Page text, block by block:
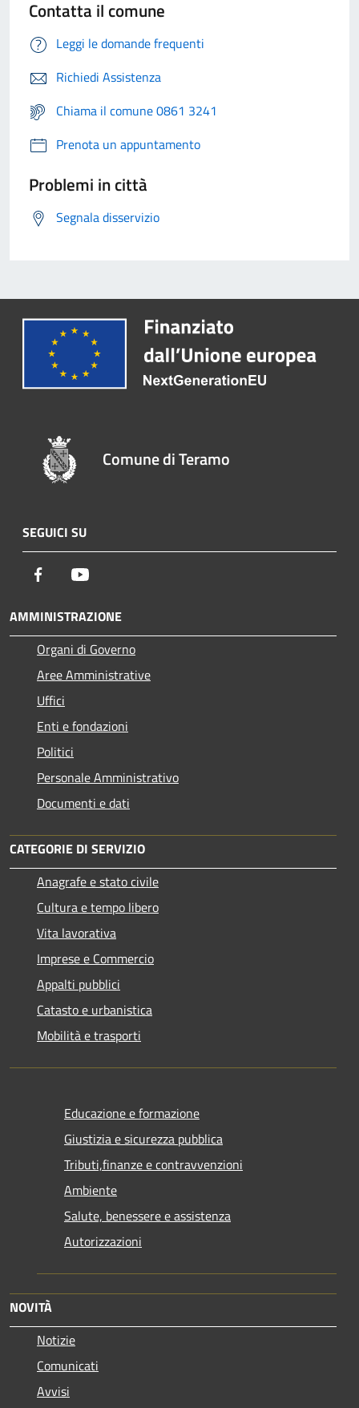
Contatta il comune
Leggi le domande frequenti
Richiedi Assistenza
Chiama il comune 0861 3241
Prenota un appuntamento
Problemi in città
Segnala disservizio
Comune di Teramo
SEGUICI SU
Facebook
AMMINISTRAZIONE
Organi di Governo
Aree Amministrative
Uffici
Enti e fondazioni
Politici
Personale Amministrativo
Documenti e dati
CATEGORIE DI SERVIZIO
Anagrafe e stato civile
Cultura e tempo libero
Vita lavorativa
Imprese e Commercio
Appalti pubblici
Catasto e urbanistica
Mobilità e trasporti
Educazione e formazione
Giustizia e sicurezza pubblica
Tributi,finanze e contravvenzioni
Ambiente
Salute, benessere e assistenza
Autorizzazioni
NOVITÀ
Notizie
Comunicati
Avvisi